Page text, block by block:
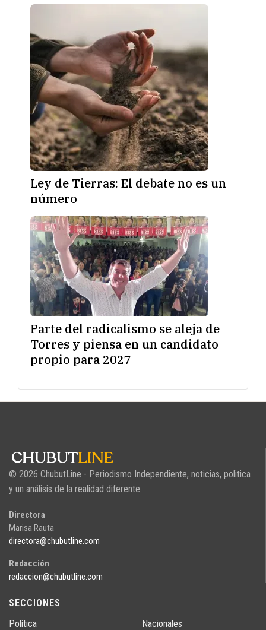
Ley de Tierras: El debate no es un
número
Parte del radicalismo se aleja de
Torres y piensa en un candidato
propio para 2027
© 2026 ChubutLine - Periodismo Independiente, noticias, politica
y un análisis de la realidad diferente.
Directora
Marisa Rauta
directora@chubutline.com
Redacción
redaccion@chubutline.com
SECCIONES
Política
Nacionales